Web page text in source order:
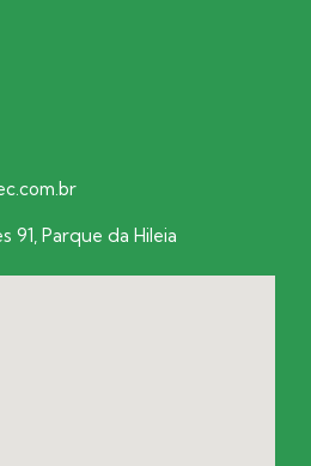
91, Parque da Hileia